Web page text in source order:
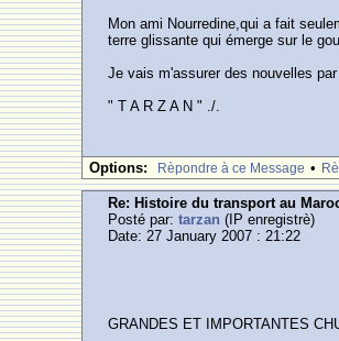
Mon ami Nourredine,qui a fait
terre glissante qui émerge sur le
Je vais m'assurer des nouvelles
" T A R Z A N " ./.
Options: Rèpondre à ce Message •
Re: Histoire du transport au
Posté par:tarzan (IP enregistrè)
Date: 27 January 2007 : 21:22
GRANDES ET IMPORTANTES